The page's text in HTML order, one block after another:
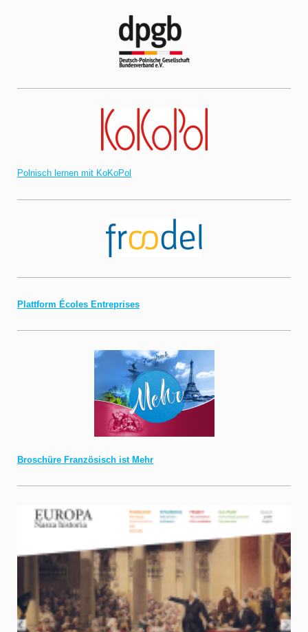
Polnisch lernen mit KoKoPol
Plattform Écoles Entreprises
Broschüre Französisch ist Mehr